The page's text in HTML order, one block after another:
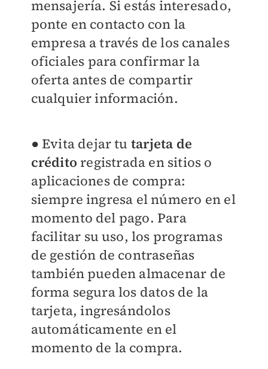
mensajería. Si estás interesado,
ponte en contacto con la
empresa a través de los canales
oficiales para confirmar la
oferta antes de compartir
cualquier información.
● Evita dejar tu tarjeta de
créditoregistrada en sitios o
aplicaciones de compra:
siempre ingresa el número en el
momento del pago. Para
facilitar su uso, los programas
de gestión de contraseñas
también pueden almacenar de
forma segura los datos de la
tarjeta, ingresándolos
automáticamente en el
momento de la compra.